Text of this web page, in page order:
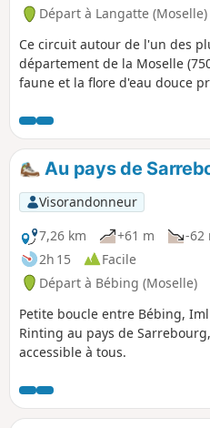
Départ à Langatte (Moselle)
Ce circuit autour de l'un des
département de la Moselle
faune et la flore d'eau douce
Au pays de
Visorandonneur
7,26 km
+61 m
-62
2h 15
Facile
Départ à Bébing (Moselle)
Petite boucle entre Bébing,
Rinting au pays de Sarrebourg,
accessible à tous.